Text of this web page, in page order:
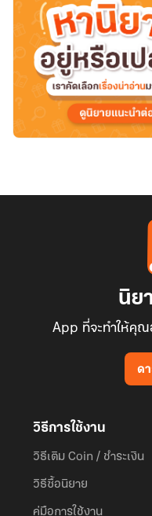
นิย
App ที่จะทำให้คุณ
ด
วิธีการใช้งาน
วิธีเติม Coin / ชำระเงิน
วิธีซื้อนิยาย
คู่มือการใช้งาน